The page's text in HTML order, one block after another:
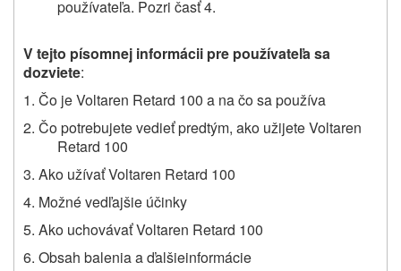
používateľa. Pozri časť 4.
V tejto písomnej informácii pre používateľa sa
dozviete:
1. Čo je Voltaren Retard 100 a na čo sa používa
2. Čo potrebujete vedieť predtým, ako užijete Voltaren
Retard 100
3. Ako užívať Voltaren Retard 100
4. Možné vedľajšie účinky
5. Ako uchovávať Voltaren Retard 100
6. Obsah balenia a ďalšieinformácie